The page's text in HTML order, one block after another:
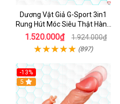
Dương Vật Giả G-Sport 3in1
Rung Hút Móc Siêu Thật Hàng
Hot
1.520.000₫ 1.924.000₫
(897)
-13%
Hot
5